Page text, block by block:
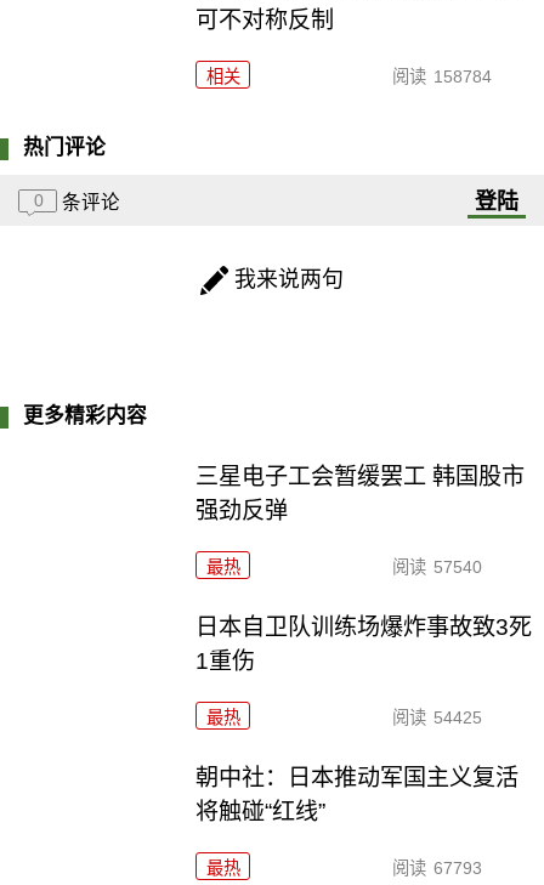
可不对称反制
相关 阅读 158784
热门评论
0 条评论 登陆
我来说两句
更多精彩内容
三星电子工会暂缓罢工 韩国股市
强劲反弹
最热 阅读 57540
日本自卫队训练场爆炸事故致3死
1重伤
最热 阅读 54425
朝中社：日本推动军国主义复活
将触碰“红线”
最热 阅读 67793